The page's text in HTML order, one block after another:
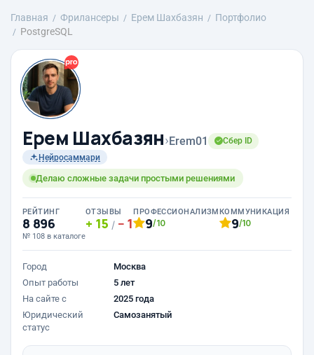
Главная Фрилансеры Ерем Шахбазян
Портфолио
PostgreSQL
Ерем Шахбазян›Erem01
Сбер ID
Нейросаммари
Делаю сложные задачи простыми решениями
РЕЙТИНГ
8 896
№ 108 в каталоге
ОТЗЫВЫ
15 / 1
ПРОФЕССИОНАЛИЗМ
9/10
КОММУНИКАЦИЯ
9/10
Город
Москва
Опыт работы
5 лет
На сайте с
2025 года
Юридический
статус
Самозанятый